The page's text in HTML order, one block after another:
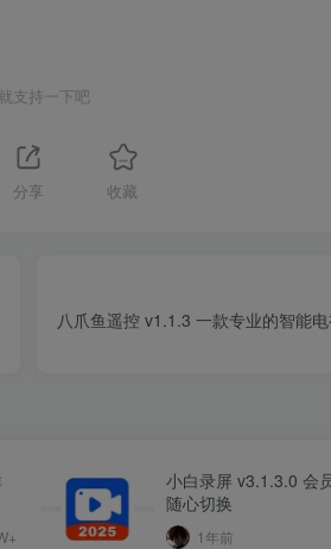
支持一下吧
分享 收藏
八爪鱼遥控 v1.1.3 一款专业的智能
小白录屏 v3.1.3.0 会
随心切换
1年前